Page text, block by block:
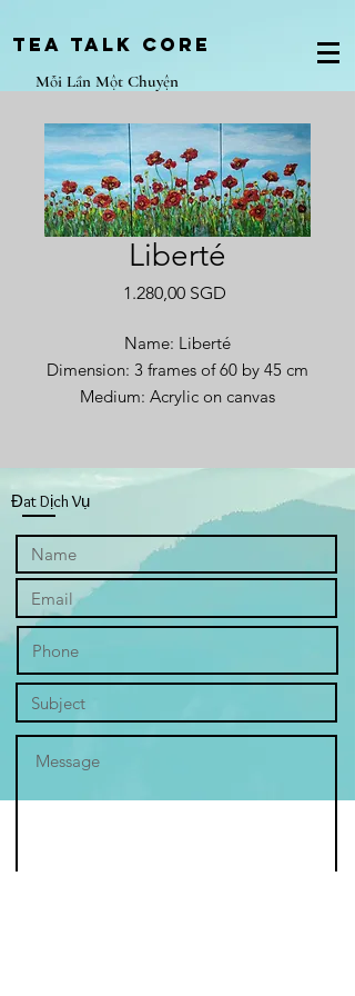
Tea Talk core
Mỗi Lần Một Chuyện
Liberté
1.280,00 SGD
Name: Liberté
Dimension: 3 frames of 60 by 45 cm
Medium: Acrylic on canvas
Đat Dịch Vụ